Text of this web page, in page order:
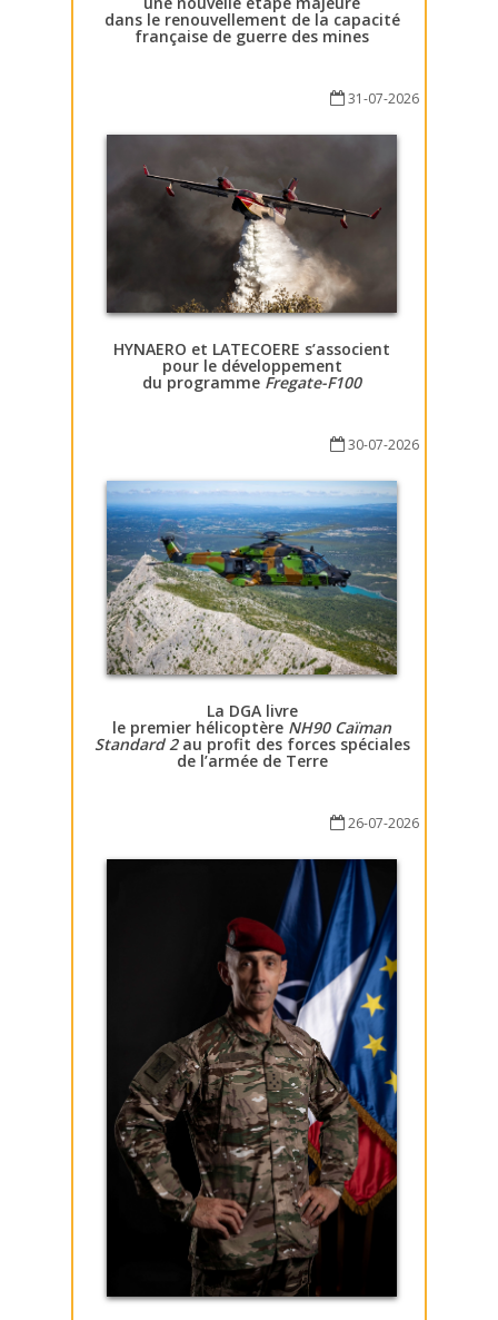
dans le renouvellement de la capacité
française de guerre des mines
31-07-2026
HYNAERO et LATECOERE s’associent
pour le développement
du programme Fregate-F100
30-07-2026
La DGA livre
le premier hélicoptère NH90 Caïman
Standard 2au profit des forces spéciales
de l’armée de Terre
26-07-2026